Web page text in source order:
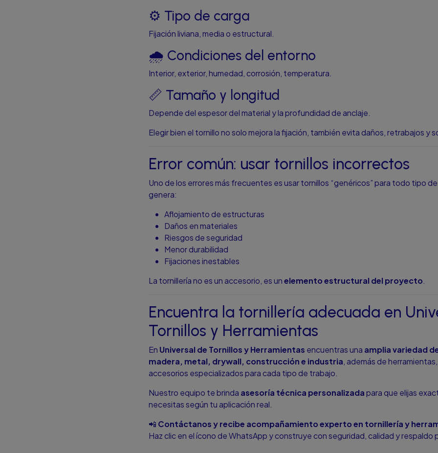
⚙️ Tipo de carga
Fijación liviana, media o estructural.
🌧️ Condiciones del entorno
Interior, exterior, humedad, corrosión, temperatura.
📏 Tamaño y longitud
Depende del espesor del material y la profundidad de anclaje.
Elegir bien el tornillo no solo mejora la fijación, también evita daños, retrabajos y
Error común: usar tornillos incorrectos
Uno de los errores más frecuentes es usar tornillos “genéricos” para todo tipo
genera:
Aflojamiento de estructuras
Daños en materiales
Riesgos de seguridad
Menor durabilidad
Fijaciones inestables
La tornillería no es un accesorio, es unelemento estructural del proyecto.
Encuentra la tornillería adecuada en
Tornillos y Herramientas
En Universal de Tornillos y Herramientas encuentras una amplia variedad
madera, metal, drywall, construcción e industria, además de
accesorios especializados para cada tipo de trabajo.
Nuestro equipo te brinda asesoría técnica personalizadapara que elijas
necesitas según tu aplicación real.
📲 Contáctanos y recibe acompañamiento experto en tornillería y
Haz clic en el ícono de WhatsApp y construye con seguridad, calidad y respaldo